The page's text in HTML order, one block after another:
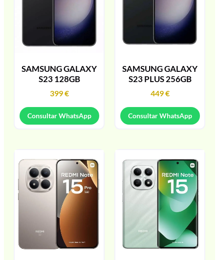
SAMSUNG GALAXY
S23 128GB
399€
Consultar WhatsApp
SAMSUNG GALAXY
S23 PLUS 256GB
449€
Consultar WhatsApp